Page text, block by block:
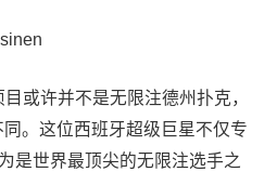
或许并不是无限注德州扑克，
。这位西班牙超级巨星不仅专
是世界最顶尖的无限注选手之